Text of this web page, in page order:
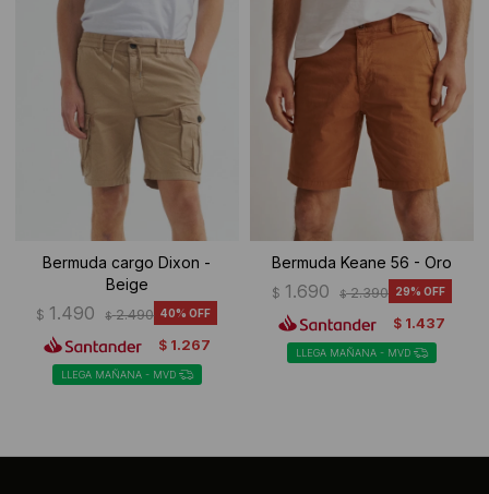
Bermuda cargo Dixon -
Beige
$ 1.490 $ 2.490 40
$ 1.267
LLEGA MAÑANA - MVD
Bermuda Keane 56 - Oro
$ 1.690 $ 2.390 29
$ 1.437
LLEGA MAÑANA - MVD